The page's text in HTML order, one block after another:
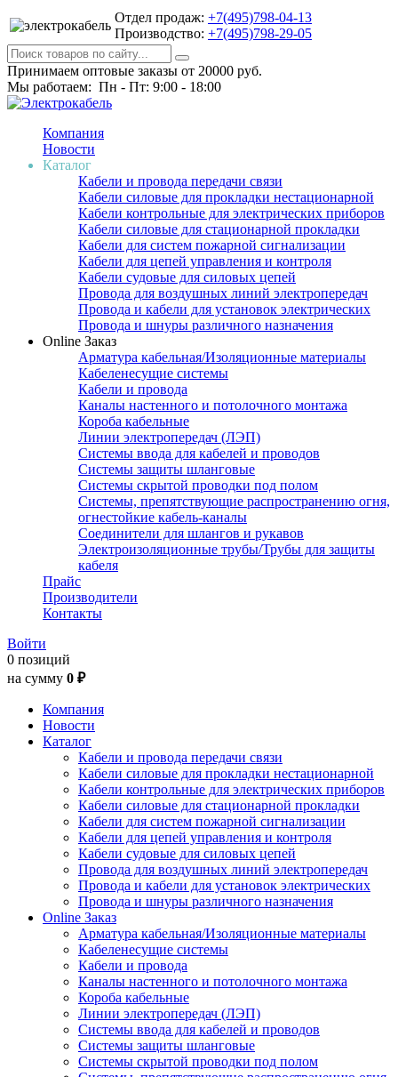
Отдел продаж: +7(495)798-04-13
Производство: +7(495)798-29-05
Принимаем оптовые заказы от 20000 руб.
Мы работаем: Пн - Пт: 9:00 - 18:00
Компания
Новости
Каталог
Кабели и провода передачи связи
Кабели силовые для прокладки нестационарной
Кабели контрольные для электрических приборов
Кабели силовые для стационарной прокладки
Кабели для систем пожарной сигнализации
Кабели для цепей управления и контроля
Кабели судовые для силовых цепей
Провода для воздушных линий электропередач
Провода и кабели для установок электрических
Провода и шнуры различного назначения
Online Заказ
Арматура кабельная/Изоляционные материалы
Кабеленесущие системы
Кабели и провода
Каналы настенного и потолочного монтажа
Короба кабельные
Линии электропередач (ЛЭП)
Системы ввода для кабелей и проводов
Системы защиты шланговые
Системы скрытой проводки под полом
Системы, препятствующие распространению огня,
огнестойкие кабель-каналы
Соединители для шлангов и рукавов
Электроизоляционные трубы/Трубы для защиты
кабеля
Прайс
Производители
Контакты
Войти
0 позиций
на сумму 0 ₽
Компания
Новости
Каталог
Кабели и провода передачи связи
Кабели силовые для прокладки нестационарной
Кабели контрольные для электрических приборов
Кабели силовые для стационарной прокладки
Кабели для систем пожарной сигнализации
Кабели для цепей управления и контроля
Кабели судовые для силовых цепей
Провода для воздушных линий электропередач
Провода и кабели для установок электрических
Провода и шнуры различного назначения
Online Заказ
Арматура кабельная/Изоляционные материалы
Кабеленесущие системы
Кабели и провода
Каналы настенного и потолочного монтажа
Короба кабельные
Линии электропередач (ЛЭП)
Системы ввода для кабелей и проводов
Системы защиты шланговые
Системы скрытой проводки под полом